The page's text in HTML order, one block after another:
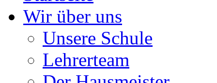
Wir über uns
Unsere Schule
Lehrerteam